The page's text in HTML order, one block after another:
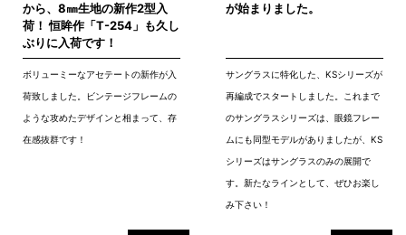
から、8㎜生地の新作2型入
荷！ 恒眸作「T-254」も久し
ぶりに入荷です！
ボリューミーなアセテートの新作が入
荷致しました。ビンテージフレームの
ような攻めたデザインと相まって、存
在感抜群です！
が始まりました。
サングラスに特化した、KSシリーズが
再編成でスタートしました。これまで
のサングラスシリーズは、眼鏡フレー
ムにも同型モデルがありましたが、KS
シリーズはサングラスのみの展開で
す。新たなラインとして、ぜひお楽し
み下さい！